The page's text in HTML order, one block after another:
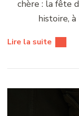
chère : la fête
histoire,
Lire la suite